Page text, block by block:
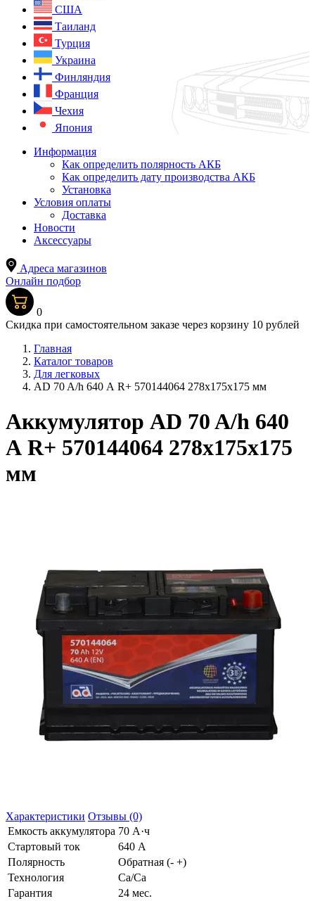
США
Таиланд
Турция
Украина
Финляндия
Франция
Чехия
Япония
Информация
Как определить полярность АКБ
Как определить дату производства АКБ
Установка
Условия оплаты
Доставка
Новости
Аксессуары
Адреса магазинов
Онлайн подбор
0
Скидка при самостоятельном заказе через корзину 10 рублей
Главная
Каталог товаров
Для легковых
AD 70 A/h 640 А R+ 570144064 278x175x175 мм
Аккумулятор AD 70 A/h 640
А R+ 570144064 278x175x175
мм
Характеристики Отзывы (0)
Емкость аккумулятора 70 А·ч
Стартовый ток
640 А
Полярность
Обратная (- +)
Технология
Ca/Ca
Гарантия
24 мес.